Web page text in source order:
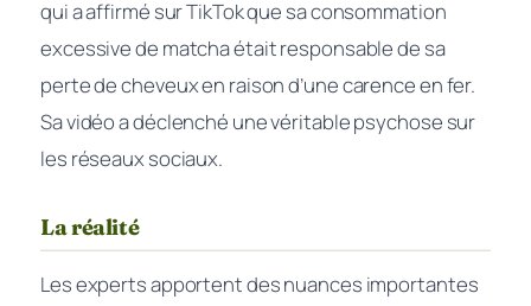
qui a affirmé sur TikTok que sa consommation
excessive de matcha était responsable de sa
perte de cheveux en raison d’une carence en fer.
Sa vidéo a déclenché une véritable psychose sur
les réseaux sociaux.
La réalité
Les experts apportent des nuances importantes